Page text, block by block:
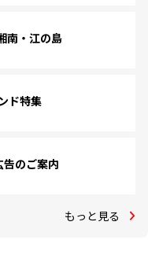
南・江の島
ド特集
告のご案内
もっと見る